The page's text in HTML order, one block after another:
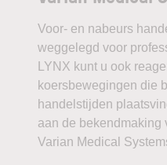
Voor- en nabeurs
weggelegd voor
LYNX kunt u ook
koersbewegingen die
handelstijden
aan de bekendmaking
Varian Medical